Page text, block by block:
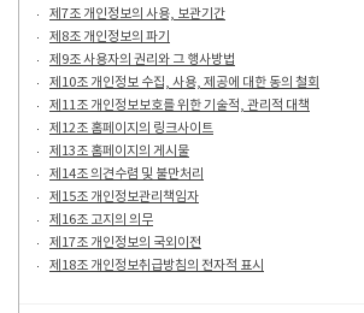
제7조 개인정보의 사용, 보관기간
제8조 개인정보의 파기
제9조 사용자의 권리와 그 행사방법
제10조 개인정보 수집, 사용, 제공에 대한 동의 철회
제11조 개인정보보호를 위한 기술적, 관리적 대책
제12조 홈페이지의 링크사이트
제13조 홈페이지의 게시물
제14조 의견수렴 및 불만처리
제15조 개인정보관리책임자
제16조 고지의 의무
제17조 개인정보의 국외이전
제18조 개인정보취급방침의 전자적 표시